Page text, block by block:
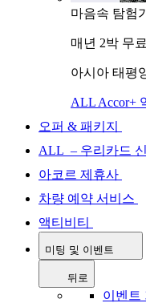
마음속 탐험
매년 2박 무
아시아 태평
ALL Accor+
오퍼 & 패키지
ALL – 우리카드
아코르 제휴사
차량 예약 서비스
액티비티
미팅 및 이벤트
뒤로
이벤트